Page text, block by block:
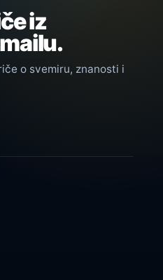
iz
o svemiru, znanosti i